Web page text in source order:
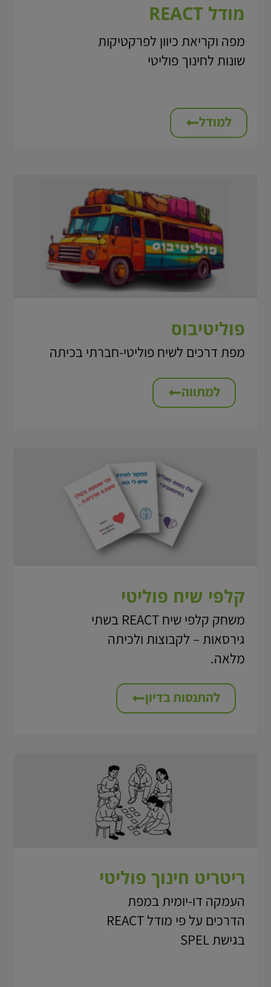
מודל REACT
מפה וקריאת כיוון לפרקטיקות
שונות לחינוך פוליטי
למודל
פוליטיבוס
מפת דרכים לשיח פוליטי-חברתי בכיתה
למתווה
קלפי שיח פוליטי
משחק קלפי שיח REACT בשתי
גירסאות – לקבוצות ולכיתה
מלאה.
להתנסות בדיון
ריטריט חינוך פוליטי
העמקה דו-יומית במפת
הדרכים על פי מודל REACT
בגישת SPEL